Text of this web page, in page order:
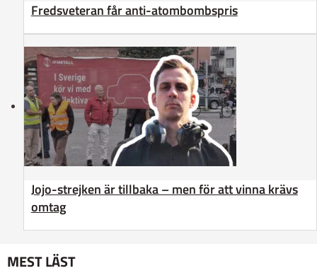
Fredsveteran får anti-atombombspris
Jojo-strejken är tillbaka – men för att vinna krävs
omtag
MEST LÄST